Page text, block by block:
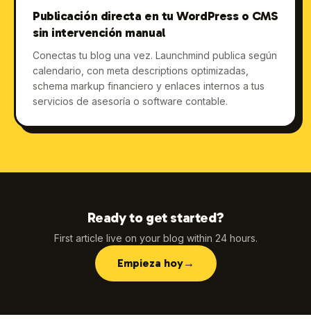
Publicación directa en tu WordPress o CMS
sin intervención manual
Conectas tu blog una vez. Launchmind publica según
calendario, con meta descriptions optimizadas,
schema markup financiero y enlaces internos a tus
servicios de asesoría o software contable.
Ready to get started?
First article live on your blog within 24 hours.
Empieza hoy→